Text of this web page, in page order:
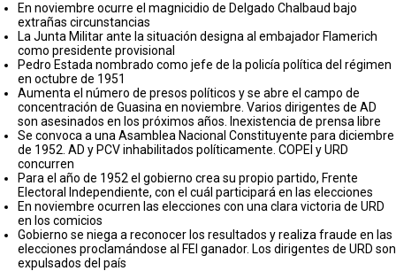
En noviembre ocurre el magnicidio de Delgado Chalbaud bajo
extrañas circunstancias
La Junta Militar ante la situación designa al embajador Flamerich
como presidente provisional
Pedro Estada nombrado como jefe de la policía política del régimen
en octubre de 1951
Aumenta el número de presos políticos y se abre el campo de
concentración de Guasina en noviembre. Varios dirigentes de AD
son asesinados en los próximos años. Inexistencia de prensa libre
Se convoca a una Asamblea Nacional Constituyente para diciembre
de 1952. AD y PCV inhabilitados políticamente. COPEI y URD
concurren
Para el año de 1952 el gobierno crea su propio partido, Frente
Electoral Independiente, con el cuál participará en las elecciones
En noviembre ocurren las elecciones con una clara victoria de URD
en los comicios
Gobierno se niega a reconocer los resultados y realiza fraude en las
elecciones proclamándose al FEI ganador. Los dirigentes de URD son
expulsados del país